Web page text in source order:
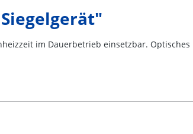
im Dauerbetrieb einsetzbar.